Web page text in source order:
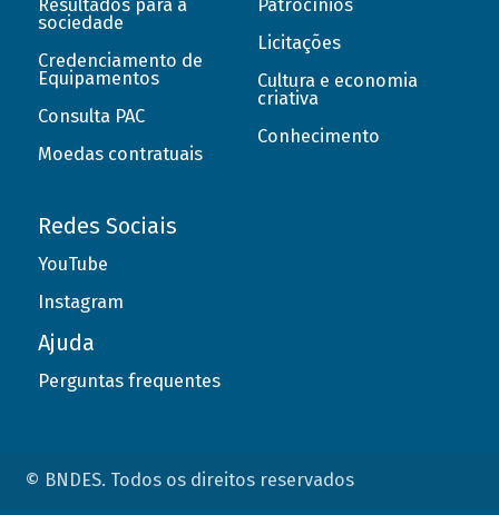
Resultados para a
sociedade
Credenciamento de
Equipamentos
Consulta PAC
Moedas contratuais
Patrocínios
Licitações
Cultura e economia
criativa
Conhecimento
Redes Sociais
YouTube
Instagram
Ajuda
Perguntas frequentes
© BNDES. Todos os direitos reservados